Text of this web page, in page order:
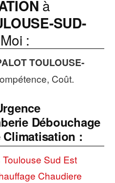
à
SUD-
:
TOULOUSE-
Coût.
Débouchage
Climatisation :
Sud Est
Chaudiere